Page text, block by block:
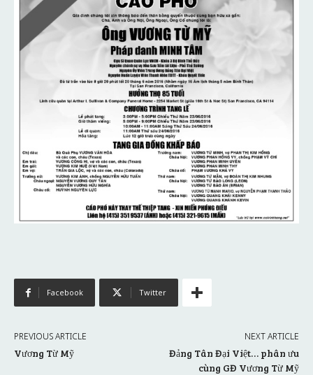
Facebook Twitter
PREVIOUS ARTICLE
Vương Từ Mỹ
NEXT ARTICLE
Đảng Tân Đại Việt… phân ưu
cùng GĐ Vương Từ Mỹ